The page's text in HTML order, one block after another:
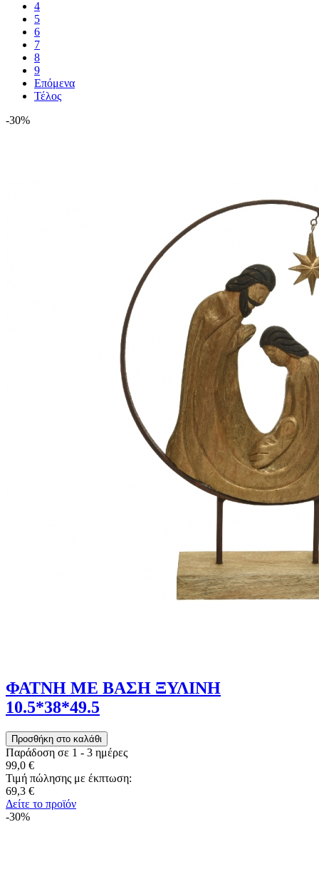
4
5
6
7
8
9
Επόμενα
Τέλος
-30%
ΦΑΤΝΗ ΜΕ ΒΑΣΗ ΞΥΛΙΝΗ
10.5*38*49.5
Παράδοση σε 1 - 3 ημέρες
99,0 €
Τιμή πώλησης με έκπτωση:
69,3 €
Δείτε το προϊόν
-30%